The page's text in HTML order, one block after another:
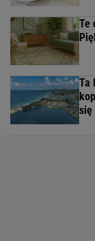
Te
Ta
się